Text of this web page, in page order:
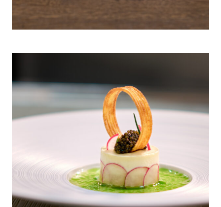
Seesaibling von der Familie Holzinger
sanft gegart